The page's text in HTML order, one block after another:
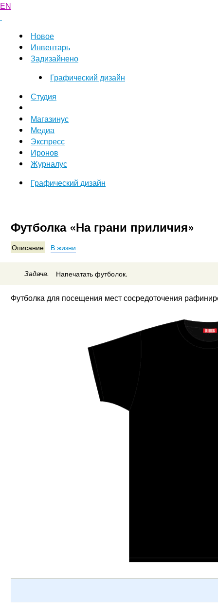
EN
Новое
Инвентарь
Задизайнено
Графический дизайн
Студия
Магазинус
Медиа
Экспресс
Иронов
Журналус
Графический дизайн
Футболка «На грани приличия»
Описание В жизни
Задача. Напечатать футболок.
Футболка для посещения мест сосредоточения